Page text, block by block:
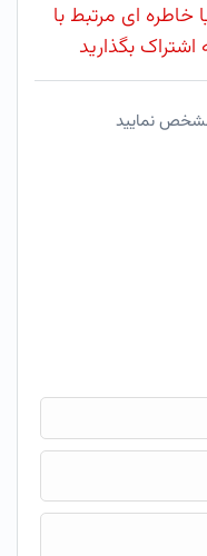
خاطره ای مرتبط با
اشتراک بگذارید
مشخص نمایید